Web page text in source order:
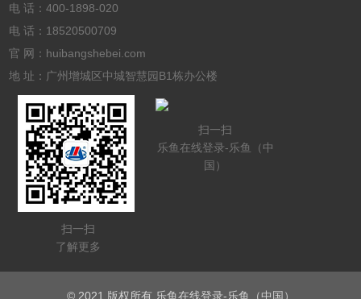
电 话：400-1898-020
电 话： 18520500709
官 网：huibangshebei.com
地 址：广州增城区中城智慧园B1栋办公楼
扫一扫
了解更多
扫一扫
乐鱼在线登录-乐鱼（中
国）
© 2021 版权所有 乐鱼在线登录-乐鱼（中国）